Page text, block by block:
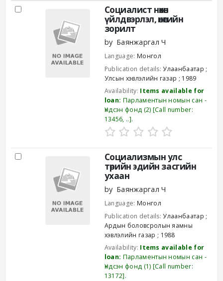
Results
Социалист нөхөн
үйлдвэрлэл, өнөөгийн
зорилт
by Баянжаргал Ч
Language: Монгол
Publication details:Улаанбаатар ;
Улсын хэвлэлийн газар ; 1989
Availability: Items available for
loan: Парламентын номын сан -
Үндсэн фонд (2) Call number:
13456, .. .
Социализмын улс
төрийн эдийн засгийн
ухаан
by Баянжаргал Ч
Language: Монгол
Publication details:Улаанбаатар ;
Ардын боловсролын яамны
хэвлэлийн газар ; 1988
Availability: Items available for
loan: Парламентын номын сан -
Үндсэн фонд (1) Call number:
13172 .